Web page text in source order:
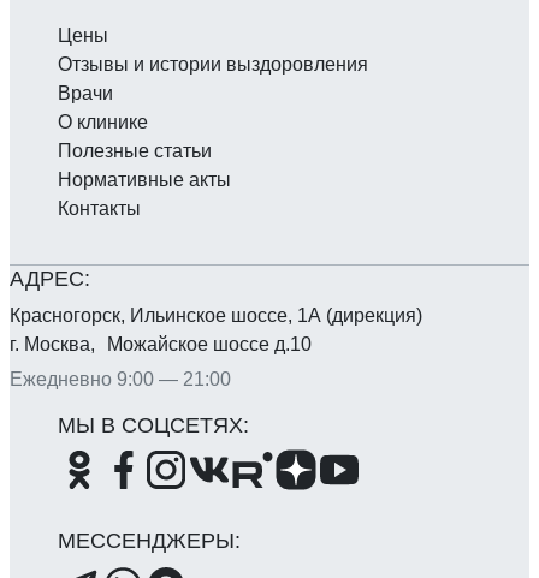
Красногорск, Ильинское шоссе, 1А (дирекция)
г. Москва, Можайское шоссе д.10
Ежедневно 9:00 — 21:00
Цены
Отзывы и истории выздоровления
Врачи
О клинике
Полезные статьи
Нормативные акты
Контакты